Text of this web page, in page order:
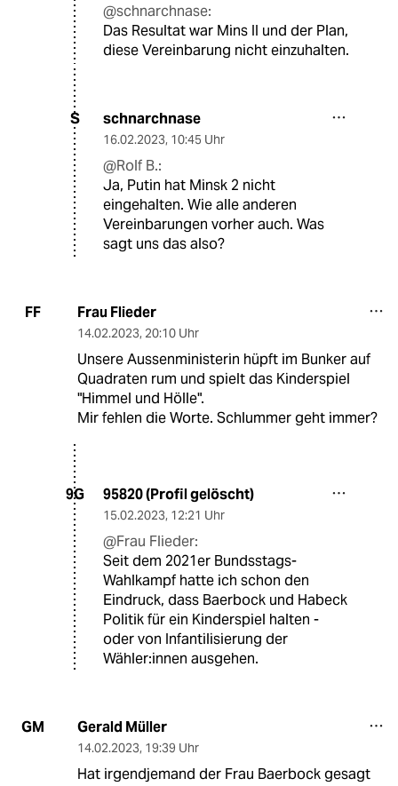
@schnarchnase:
Das Resultat war Mins II und der Plan,
diese Vereinbarung nicht einzuhalten.
S schnarchnase
16.02.2023, 10:45 Uhr
@Rolf B.:
Ja, Putin hat Minsk 2 nicht
eingehalten. Wie alle anderen
Vereinbarungen vorher auch. Was
sagt uns das also?
FF Frau Flieder
14.02.2023, 20:10 Uhr
Unsere Aussenministerin hüpft im Bunker auf
Quadraten rum und spielt das Kinderspiel
"Himmel und Hölle".
Mir fehlen die Worte. Schlummer geht immer?
9G 95820 (Profil gelöscht)
15.02.2023, 12:21 Uhr
@Frau Flieder:
Seit dem 2021er Bundsstags-
Wahlkampf hatte ich schon den
Eindruck, dass Baerbock und Habeck
Politik für ein Kinderspiel halten -
oder von Infantilisierung der
Wähler:innen ausgehen.
GM Gerald Müller
14.02.2023, 19:39 Uhr
Hat irgendjemand der Frau Baerbock gesagt